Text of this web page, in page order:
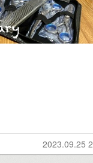
2023.09.25